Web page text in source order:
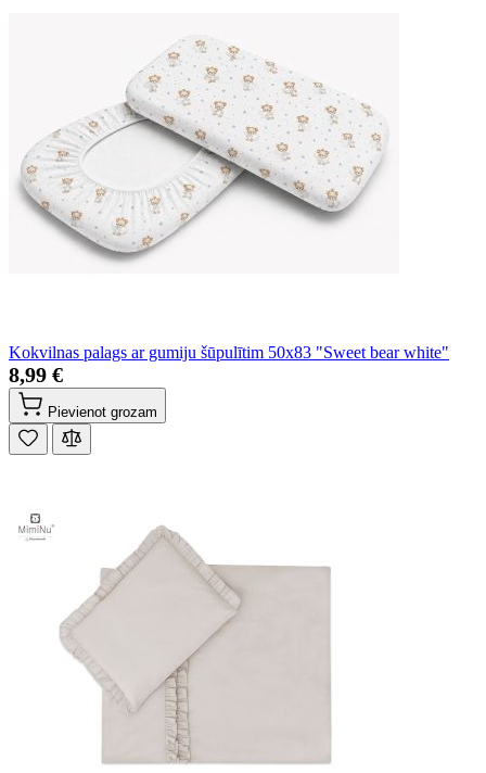
Kokvilnas palags ar gumiju šūpulītim 50x83 "Sweet bear white"
8,99 €
Pievienot grozam